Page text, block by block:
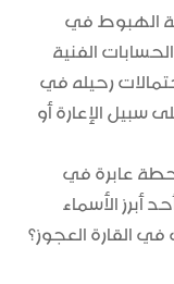
الهبوط في
الفنية
رحيله في
سبيل الإعارة أو
عابرة في
أبرز الأسماء
القارة العجوز؟